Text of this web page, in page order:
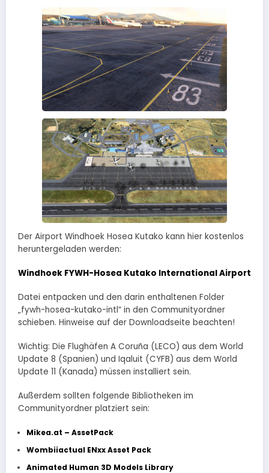
Der Airport Windhoek Hosea Kutako kann hier kostenlos
heruntergeladen werden:
Windhoek FYWH-Hosea Kutako International Airport
Datei entpacken und den darin enthaltenen Folder
„fywh-hosea-kutako-intl“ in den Communityordner
schieben. Hinweise auf der Downloadseite beachten!
Wichtig: Die Flughäfen A Coruña (LECO) aus dem World
Update 8 (Spanien) und Iqaluit (CYFB) aus dem World
Update 11 (Kanada) müssen installiert sein.
Außerdem sollten folgende Bibliotheken im
Communityordner platziert sein:
Mikea.at – AssetPack
Wombiiactual ENxx Asset Pack
Animated Human 3D Models Library